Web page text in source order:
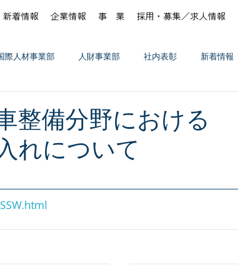
新着情報 企業情報 事 業 採用・募集／求人情報
際人材事業部 人財事業部 社内表彰 新着情報
整備分野における
れについて